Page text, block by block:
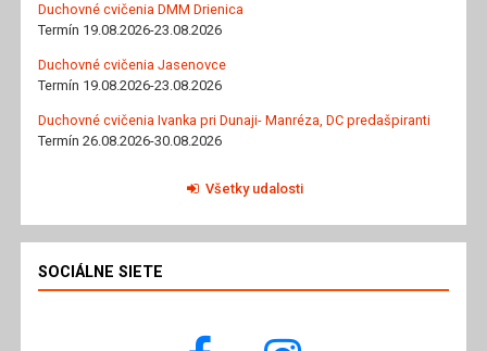
Duchovné cvičenia DMM Drienica
Termín 19.08.2026-23.08.2026
Duchovné cvičenia Jasenovce
Termín 19.08.2026-23.08.2026
Duchovné cvičenia Ivanka pri Dunaji- Manréza, DC predašpiranti
Termín 26.08.2026-30.08.2026
Všetky udalosti
SOCIÁLNE SIETE